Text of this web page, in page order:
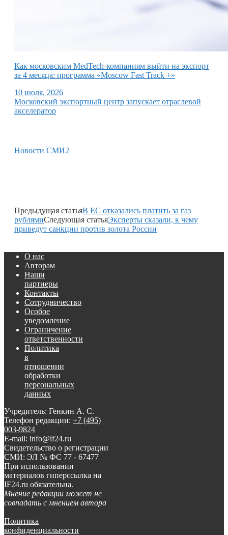
Как московским MedTech-компаниям выйти на экспорт
за 4 месяца: программа «Moscow Fast Track +»
10 июля, 2026
Московский экспортный центр запускает отраслевой
акселератор
Новости СМИ2
Предыдущая статьяВ ЕС отказались платить за газ
рублямиСледующая статьяЭксперты сказали, к чему
приведут санкции против золота России
О нас
Авторам
Наши
партнеры
Контакты
Сотрудничество
Особое
уведомление
Ограничение
ответственности
Политика
в
отношении
обработки
персональных
данных
Учредитель: Генкин А. С.
Телефон редакции: +7 (495)
003-9824
E-mail: info@if24.ru
Свидетельство о регистрации
СМИ: ЭЛ № ФС 77 - 67477
При использовании
материалов гиперссылка на
IF24.ru обязательна.
Мнение редакции может не
совпадать с мнением автора
Политика
конфиденциальности